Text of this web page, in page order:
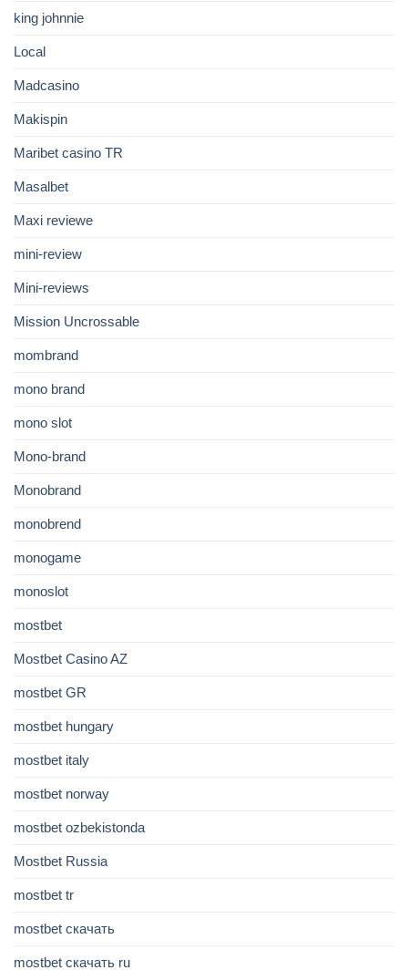
king johnnie
Local
Madcasino
Makispin
Maribet casino TR
Masalbet
Maxi reviewe
mini-review
Mini-reviews
Mission Uncrossable
mombrand
mono brand
mono slot
Mono-brand
Monobrand
monobrend
monogame
monoslot
mostbet
Mostbet Casino AZ
mostbet GR
mostbet hungary
mostbet italy
mostbet norway
mostbet ozbekistonda
Mostbet Russia
mostbet tr
mostbet скачать
mostbet скачать ru